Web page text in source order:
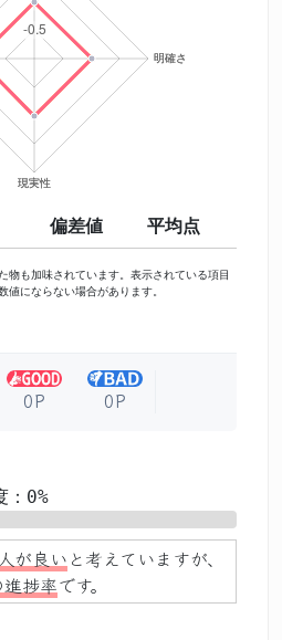
偏差値 平均点
物も加味されています。表示されている項目
値にならない場合があります。
0P 0P
：0%
が良い と考えていますが、
捗率です。